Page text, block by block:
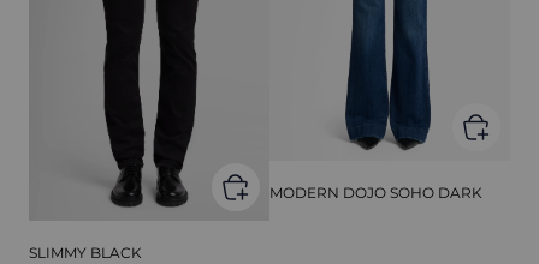
SLIMMY BLACK
MODERN DOJO SOHO DARK